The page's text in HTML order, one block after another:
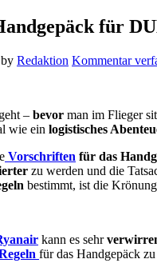
für
by Redaktion Kommentar
– bevor man im Flieger
wie ein logistisches
Vorschriften für das
zu werden und die
bestimmt, ist die
kann es sehr
für das Handgepäck